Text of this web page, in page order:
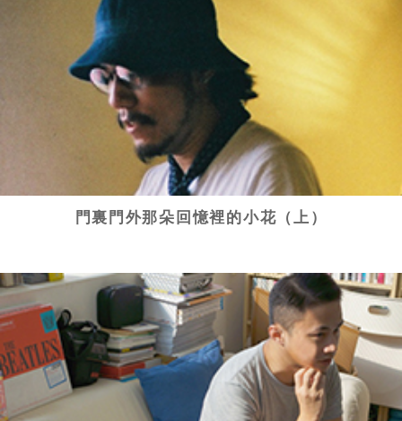
門裏門外那朵回憶裡的小花（上）